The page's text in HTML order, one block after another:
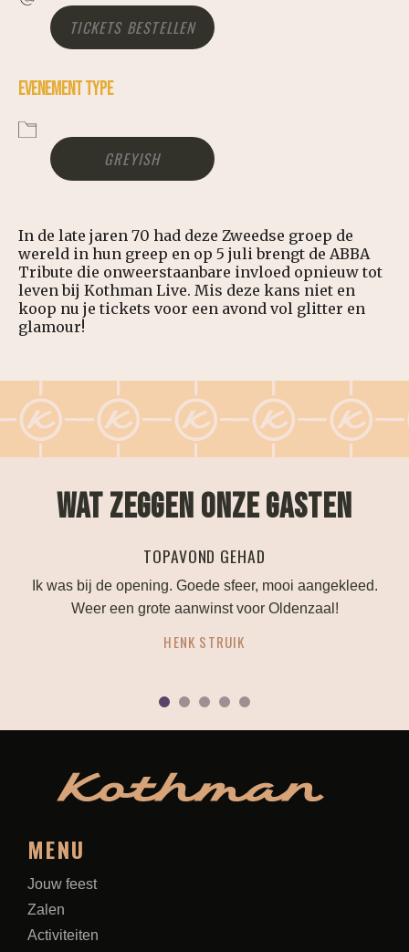
GOOGLE CALENDAR
ICALENDAR
OFFICE 365
TICKETS BESTELLEN
EVENEMENT TYPE
GREYISH
In de late jaren 70 had deze Zweedse groep de
wereld in hun greep en op 5 juli brengt de ABBA
Tribute die onweerstaanbare invloed opnieuw tot
leven bij Kothman Live. Mis deze kans niet en
koop nu je tickets voor een avond vol glitter en
glamour!
WAT ZEGGEN ONZE GASTEN
mooi aangekleed.
Oldenzaal!
PERFECTE
Alles is mogelijk als je je bruiloft hier
denken mee en geven goed
MENU
Jouw feest
Zalen
Activiteiten